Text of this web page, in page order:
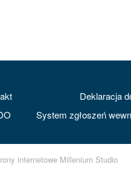
Deklaracja
System zgłoszeń
internetowe Millenium Studio